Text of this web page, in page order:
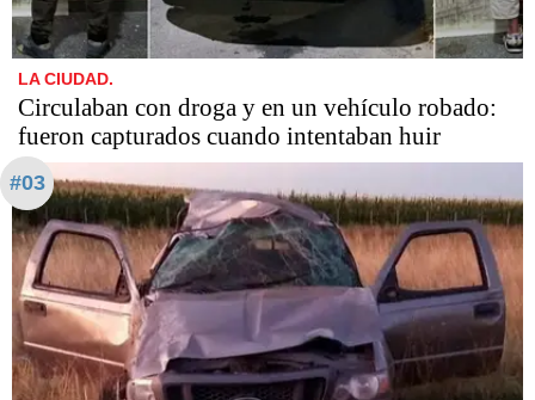
LA CIUDAD.
Circulaban con droga y en un vehículo robado:
fueron capturados cuando intentaban huir
#03